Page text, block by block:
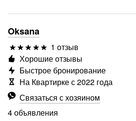
Oksana
1 отзыв
Связаться с хозяином
4 объявления
Хорошие отзывы
Быстрое бронирование
На Квартирке с 2022 года